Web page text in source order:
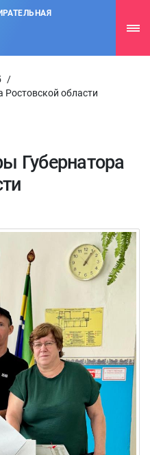
/
области
Губернатора